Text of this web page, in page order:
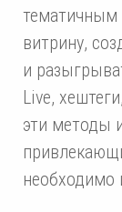
тематичным
витрину,
и
Live,
эти методы
необходимо